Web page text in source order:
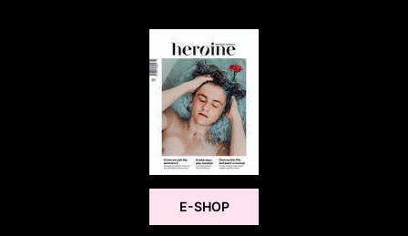
E-SHOP